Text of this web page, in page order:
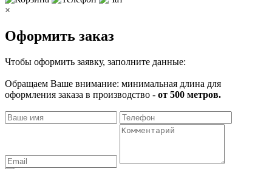
×
Оформить заказ
Чтобы оформить заявку, заполните данные:
Обращаем Ваше внимание: минимальная длина для
оформления заказа в производство - от 500 метров.